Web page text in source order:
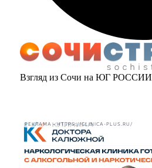
Взгляд из Сочи на ЮГ РОССИИ
РЕКЛАМА • HTTPS://CLINICA-PLUS.RU/